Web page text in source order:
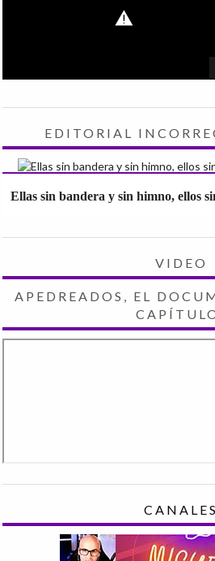
EDITORIAL
Ellas sin bandera y sin himno, ellos
VIDEO
APEDREADOS, EL
CANALES